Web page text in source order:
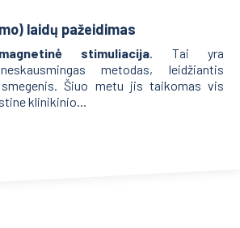
laidų pažeidimas
stimuliacija . Tai yra
metodas, leidžiantis
Šiuo metu jis taikomas vis
klinikinio...